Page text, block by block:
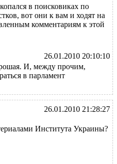
в поисковиках по
вот они к вам и ходят на
комментариям к этой
26.01.2010 20:10:10
И, между прочим,
в парламент
26.01.2010 21:28:27
Института Украины?